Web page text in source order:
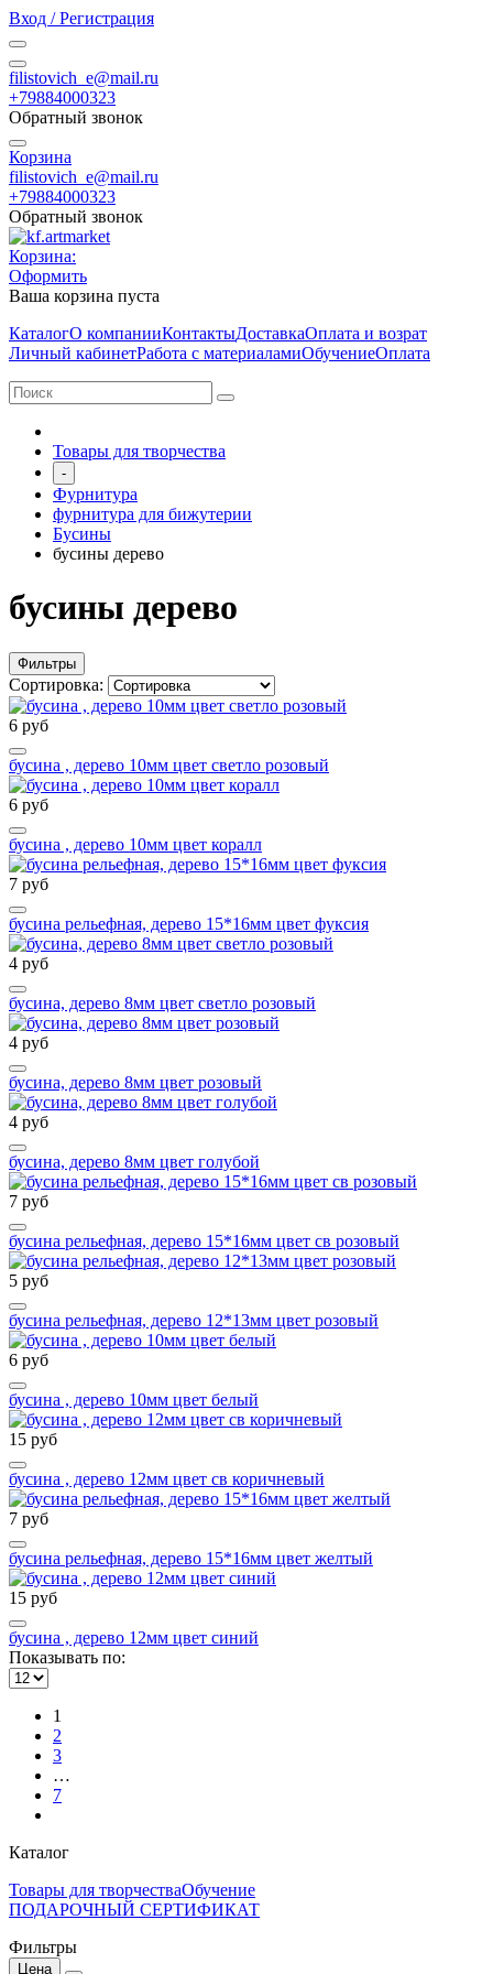
Вход / Регистрация
filistovich_e@mail.ru
+79884000323
Обратный звонок
Корзина
filistovich_e@mail.ru
+79884000323
Обратный звонок
Корзина:
Оформить
Ваша корзина пуста
КаталогО компанииКонтактыДоставкаОплата и возрат
Личный кабинетРабота с материаламиОбучениеОплата
Товары для творчества
-
Фурнитура
фурнитура для бижутерии
Бусины
бусины дерево
бусины дерево
Фильтры
Сортировка:
6 руб
бусина , дерево 10мм цвет светло розовый
6 руб
бусина , дерево 10мм цвет коралл
7 руб
бусина рельефная, дерево 15*16мм цвет фуксия
4 руб
бусина, дерево 8мм цвет светло розовый
4 руб
бусина, дерево 8мм цвет розовый
4 руб
бусина, дерево 8мм цвет голубой
7 руб
бусина рельефная, дерево 15*16мм цвет св розовый
5 руб
бусина рельефная, дерево 12*13мм цвет розовый
6 руб
бусина , дерево 10мм цвет белый
15 руб
бусина , дерево 12мм цвет св коричневый
7 руб
бусина рельефная, дерево 15*16мм цвет желтый
15 руб
бусина , дерево 12мм цвет синий
Показывать по:
1
2
3
…
7
Каталог
Товары для творчестваОбучение
ПОДАРОЧНЫЙ СЕРТИФИКАТ
Фильтры
Цена